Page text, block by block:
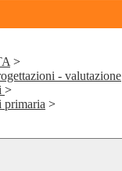
>
- valutazione
>
primaria >